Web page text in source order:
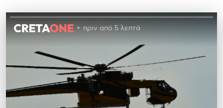
πριν από 5 λεπτά